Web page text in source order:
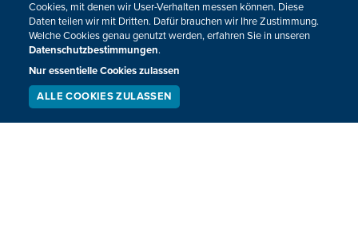
09.08.2015 - 13:40
David Goffin hat das Endspiel beim
Tennisturnier in Gstaad verloren
Der Lütticher David Goffin unterlag Dominic Thiem aus
Cookies, mit denen wir User-Verhalten messen können. Diese
Daten teilen wir mit Dritten. Dafür brauchen wir Ihre Zustimmung.
Welche Cookies genau genutzt werden, erfahren Sie in unseren
Datenschutzbestimmungen.
Nur essentielle Cookies zulassen
ALLE COOKIES ZULASSEN
LIVESTREAM